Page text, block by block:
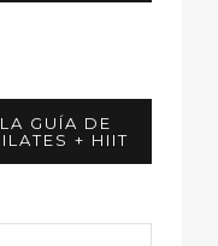
GUÍA DE
+ HIIT